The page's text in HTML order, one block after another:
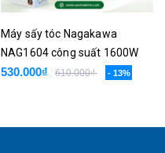
Máy sấy tóc Nagakawa
NAG1604 công suất 1600W
530.000₫ 610.000₫ - 13%